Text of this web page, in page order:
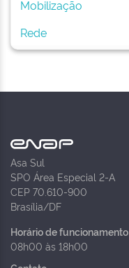
Mobilização
Rede
Asa Sul
SPO Área Especial 2-A
CEP 70.610-900
Brasília/DF
Horário de funcionamento
08h00 às 18h00